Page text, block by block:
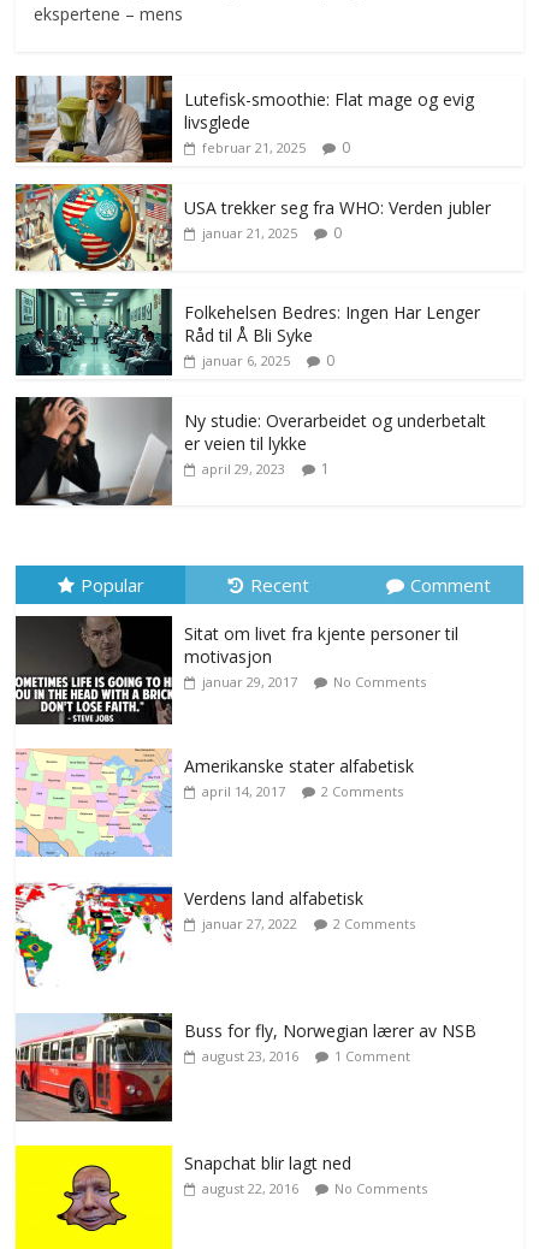
ekspertene – mens
Lutefisk-smoothie: Flat mage og evig
livsglede
februar 21, 2025 0
USA trekker seg fra WHO: Verden jubler
januar 21, 2025 0
Folkehelsen Bedres: Ingen Har Lenger
Råd til Å Bli Syke
januar 6, 2025 0
Ny studie: Overarbeidet og underbetalt
er veien til lykke
april 29, 2023 1
Popular Recent Comment
Sitat om livet fra kjente personer til
motivasjon
januar 29, 2017 No Comments
Amerikanske stater alfabetisk
april 14, 2017 2 Comments
Verdens land alfabetisk
januar 27, 2022 2 Comments
Buss for fly, Norwegian lærer av NSB
august 23, 2016 1 Comment
Snapchat blir lagt ned
august 22, 2016 No Comments